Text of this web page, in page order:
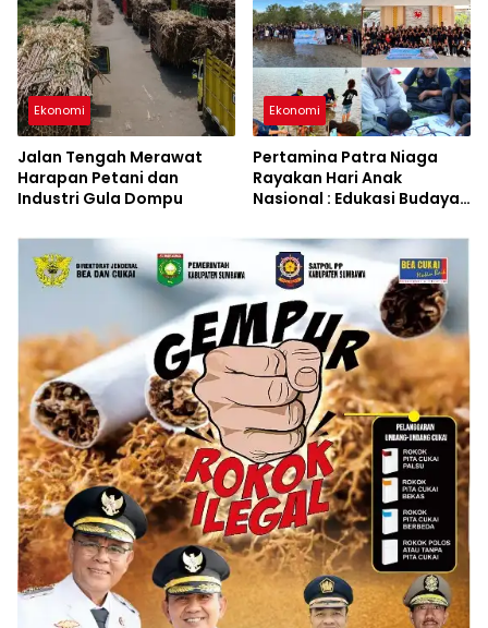
Ekonomi
Jalan Tengah Merawat
Harapan Petani dan
Industri Gula Dompu
Ekonomi
Pertamina Patra Niaga
Rayakan Hari Anak
Nasional : Edukasi Budaya
Lingkungan